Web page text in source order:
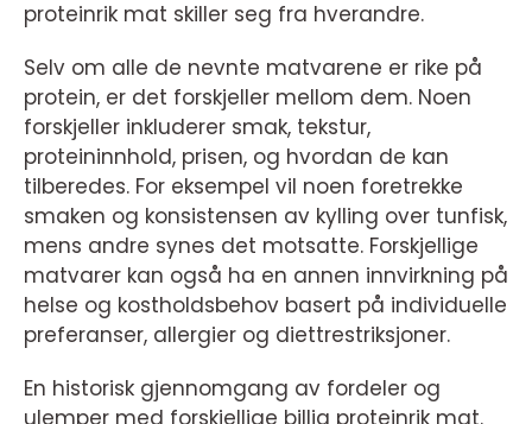
proteinrik mat skiller seg fra hverandre.
Selv om alle de nevnte matvarene er rike på
protein, er det forskjeller mellom dem. Noen
forskjeller inkluderer smak, tekstur,
proteininnhold, prisen, og hvordan de kan
tilberedes. For eksempel vil noen foretrekke
smaken og konsistensen av kylling over tunfisk,
mens andre synes det motsatte. Forskjellige
matvarer kan også ha en annen innvirkning på
helse og kostholdsbehov basert på individuelle
preferanser, allergier og diettrestriksjoner.
En historisk gjennomgang av fordeler og
ulemper med forskjellige billig proteinrik mat.